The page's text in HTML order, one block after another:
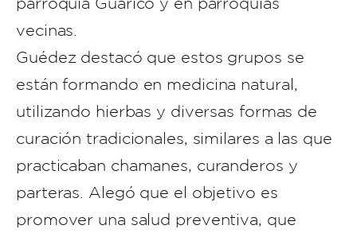
vecinas.
Guédez destacó que estos grupos se
están formando en medicina natural,
utilizando hierbas y diversas formas de
curación tradicionales, similares a las que
practicaban chamanes, curanderos y
parteras. Alegó que el objetivo es
promover una salud preventiva, que